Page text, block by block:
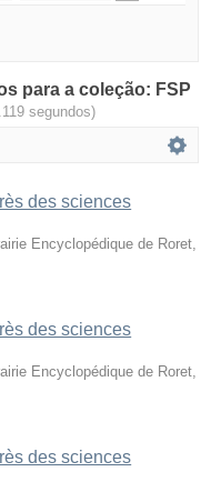
para a coleção: FSP
segundos)
des sciences
Encyclopédique de Roret
des sciences
Encyclopédique de Roret
des sciences